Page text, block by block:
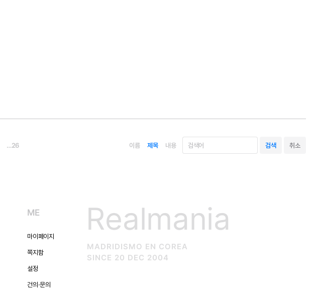
…26 이름 제목 내용
ME
마이페이지
쪽지함
설정
건의·문의
Realmania
MADRIDISMO EN COREA
SINCE 20 DEC 2004